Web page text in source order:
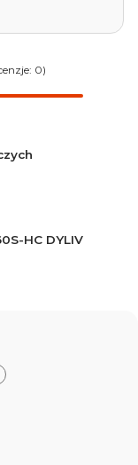
0)
HC DYLIV